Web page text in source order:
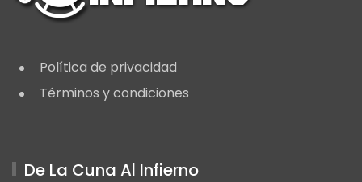
Política de privacidad
Términos y condiciones
De La Cuna Al Infierno